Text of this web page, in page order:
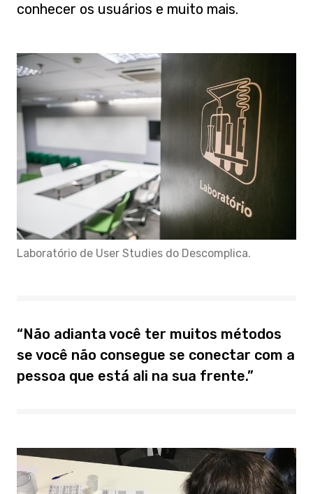
conhecer os usuários e muito mais.
Laboratório de User Studies do Descomplica.
“Não adianta você ter muitos métodos
se você não consegue se conectar com a
pessoa que está ali na sua frente.”